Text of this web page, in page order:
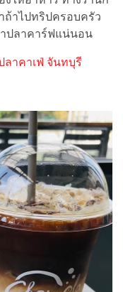
ถ้าไปทริปครอบครัว
าปลาคาร์ฟแน่นอน
าคาเฟ่ จันทบุรี